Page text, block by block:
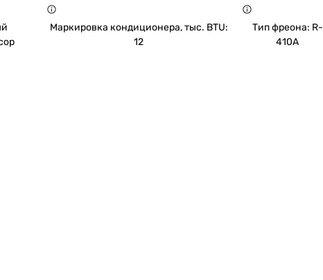
Маркировка кондиционера, тыс. BTU:
12
Тип фреона: R-
410A